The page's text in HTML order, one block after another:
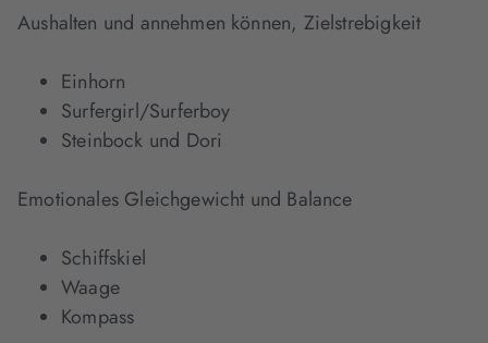
Aushalten und annehmen können, Zielstrebigkeit
Einhorn
Surfergirl/Surferboy
Steinbock und Dori
Emotionales Gleichgewicht und Balance
Schiffskiel
Waage
Kompass